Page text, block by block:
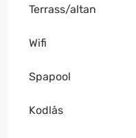
Terrass/altan
Wifi
Spapool
Kodlås